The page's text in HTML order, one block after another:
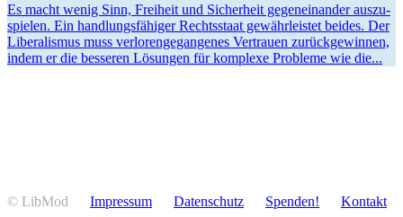
Es macht wenig Sinn, Freiheit und Sicherheit gegen­ein­ander auszu­
spielen. Ein handlungs­fä­higer Rechts­staat gewähr­leistet beides. Der
Libera­lismus muss verlo­ren­ge­gan­genes Vertrauen zurück­ge­winnen,
indem er die besseren Lösungen für komplexe Probleme wie die...
© LibMod Impressum Daten­schutz Spenden! Kontakt